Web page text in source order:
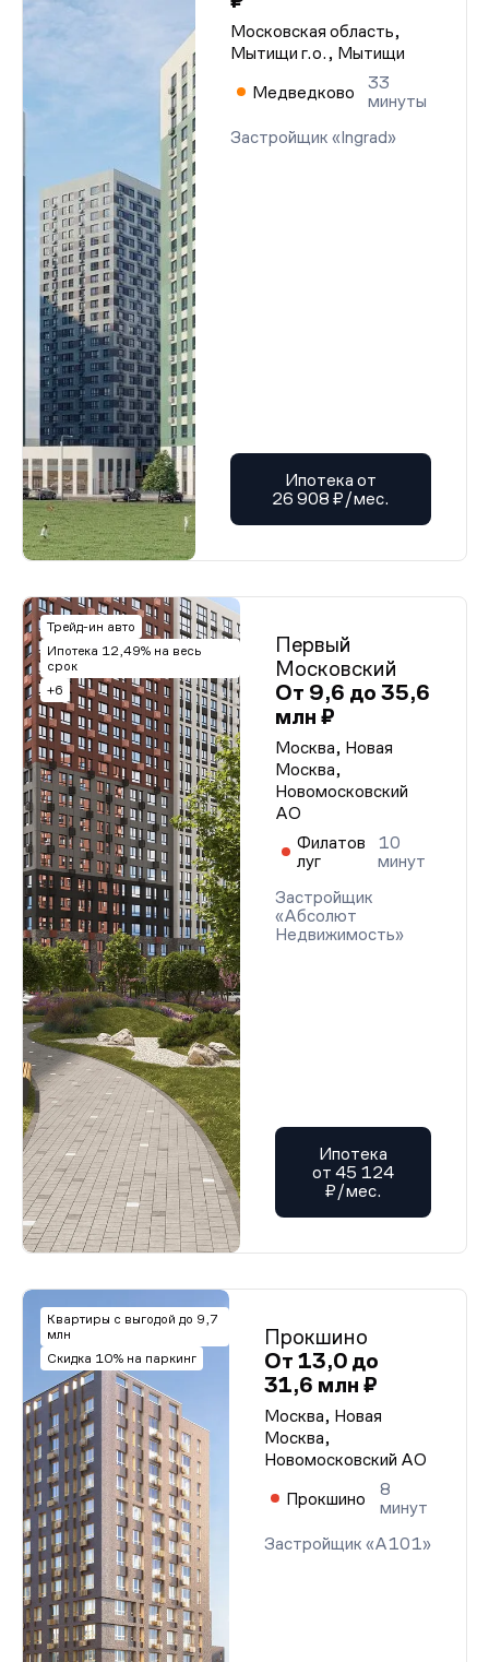
Московская область,
Мытищи г.о., Мытищи
Медведково
33
минуты
Застройщик «Ingrad»
Ипотека от
26 908 ₽/мес.
Трейд-ин авто
Ипотека 12,49% на весь
срок
+6
Первый
Московский
От 9,6 до 35,6
млн ₽
Москва, Новая
Москва,
Новомосковский
АО
Филатов
луг
10
минут
Застройщик
«Абсолют
Недвижимость»
Ипотека
от 45 124
₽/мес.
Квартиры с выгодой до 9,7
млн
Скидка 10% на паркинг
Прокшино
От 13,0 до
31,6 млн ₽
Москва, Новая
Москва,
Новомосковский АО
Прокшино
8
минут
Застройщик «А101»